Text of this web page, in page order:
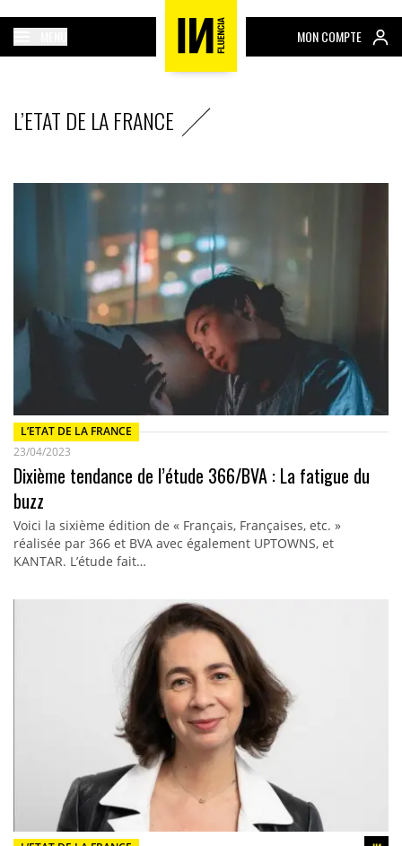
MON COMPTE
L’ETAT DE LA FRANCE
L’ETAT DE LA FRANCE
23/04/2023
Dixième tendance de l’étude 366/BVA : La fatigue du
buzz
Voici la sixième édition de « Français, Françaises, etc. »
réalisée par 366 et BVA avec également UPTOWNS, et
KANTAR. L’étude fait…